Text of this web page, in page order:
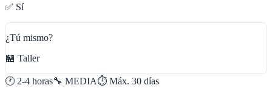
✅ Sí
¿Tú mismo?
🏪 Taller
🕐 2-4 horas🔧 MEDIA⏱️ Máx. 30 días